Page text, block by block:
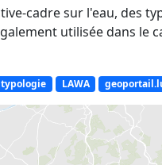
cadre sur l'eau, des
utilisée dans le
typologie LAWA